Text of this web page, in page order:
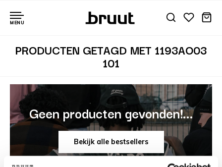
MENU
PRODUCTEN GETAGD MET 1193AO03
101
Geen producten gevonden!...
Bekijk alle bestsellers